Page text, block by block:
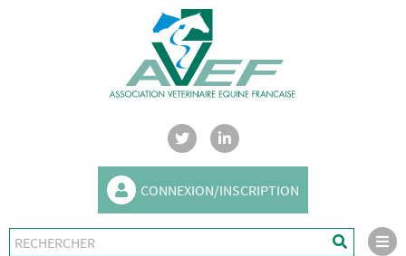
CONNEXION/INSCRIPTION